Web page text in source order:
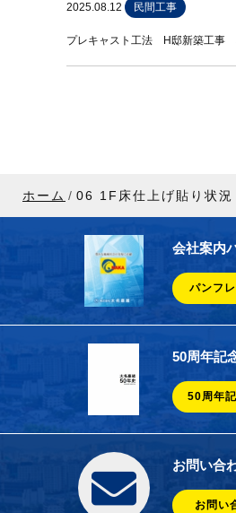
2025.08.12 民間工事
プレキャスト工法 H邸新築工事
ホーム 06 1F床仕上げ貼り状況
会社案内
パンフ
50周年記
50周年
お問い合
お問い